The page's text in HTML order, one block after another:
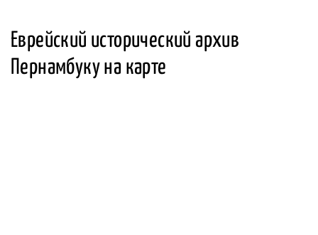
Еврейский исторический архив
Пернамбуку на карте